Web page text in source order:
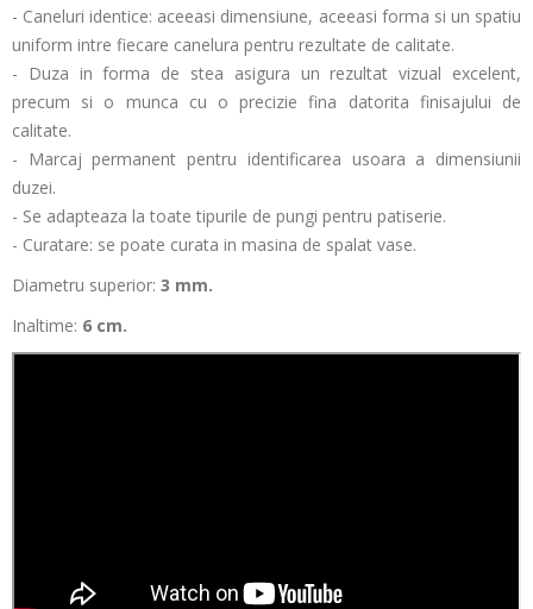
- Caneluri identice: aceeasi dimensiune, aceeasi forma si un spatiu
uniform intre fiecare canelura pentru rezultate de calitate.
- Duza in forma de stea asigura un rezultat vizual excelent,
precum si o munca cu o precizie fina datorita finisajului de
calitate.
- Marcaj permanent pentru identificarea usoara a dimensiunii
duzei.
- Se adapteaza la toate tipurile de pungi pentru patiserie.
- Curatare: se poate curata in masina de spalat vase.
Diametru superior: 3 mm.
Inaltime: 6 cm.